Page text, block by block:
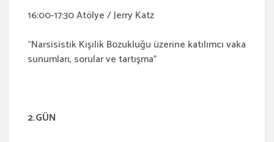
16:00-17:30 Atölye / Jerry Katz
“Narsisistik Kişilik Bozukluğu üzerine katılımcı vaka
sunumları, sorular ve tartışma”
2.GÜN